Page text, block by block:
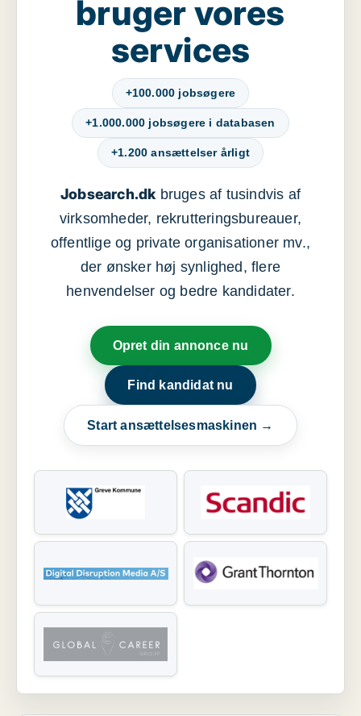
bruger vores
services
+100.000 jobsøgere
+1.000.000 jobsøgere i databasen
+1.200 ansættelser årligt
Jobsearch.dkbruges af tusindvis af
virksomheder, rekrutteringsbureauer,
offentlige og private organisationer mv.,
der ønsker høj synlighed, flere
henvendelser og bedre kandidater.
Opret din annonce nu
Find kandidat nu
Start ansættelsesmaskinen →